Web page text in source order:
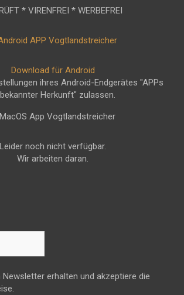
* VIRENFREI * WERBEFREI
Download für Android
ihres Android-Endgerätes "APPs
Herkunft" zulassen.
Leider noch nicht verfügbar.
Wir arbeiten daran.
erhalten und akzeptiere die